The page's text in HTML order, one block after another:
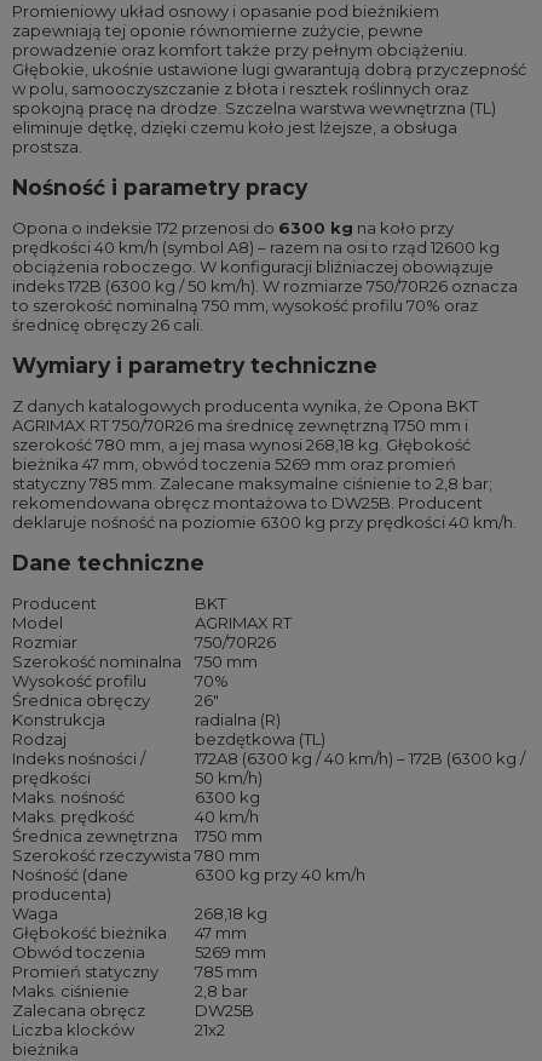
Promieniowy układ osnowy i opasanie pod bieżnikiem
zapewniają tej oponie równomierne zużycie, pewne
prowadzenie oraz komfort także przy pełnym obciążeniu.
Głębokie, ukośnie ustawione lugi gwarantują dobrą przyczepność
w polu, samooczyszczanie z błota i resztek roślinnych oraz
spokojną pracę na drodze. Szczelna warstwa wewnętrzna (TL)
eliminuje dętkę, dzięki czemu koło jest lżejsze, a obsługa
prostsza.
Nośność i parametry pracy
Opona o indeksie 172 przenosi do 6300 kg na koło przy
prędkości 40 km/h (symbol A8) – razem na osi to rząd 12600 kg
obciążenia roboczego. W konfiguracji bliźniaczej obowiązuje
indeks 172B (6300 kg / 50 km/h). W rozmiarze 750/70R26 oznacza
to szerokość nominalną 750 mm, wysokość profilu 70% oraz
średnicę obręczy 26 cali.
Wymiary i parametry techniczne
Z danych katalogowych producenta wynika, że Opona BKT
AGRIMAX RT 750/70R26 ma średnicę zewnętrzną 1750 mm i
szerokość 780 mm, a jej masa wynosi 268,18 kg. Głębokość
bieżnika 47 mm, obwód toczenia 5269 mm oraz promień
statyczny 785 mm. Zalecane maksymalne ciśnienie to 2,8 bar;
rekomendowana obręcz montażowa to DW25B. Producent
deklaruje nośność na poziomie 6300 kg przy prędkości 40 km/h.
Dane techniczne
Producent
BKT
Model
AGRIMAX RT
Rozmiar
750/70R26
Szerokość nominalna
750 mm
Wysokość profilu
70%
Średnica obręczy
26″
Konstrukcja
radialna (R)
Rodzaj
bezdętkowa (TL)
Indeks nośności /
prędkości
172A8 (6300 kg / 40 km/h) – 172B (6300 kg /
50 km/h)
Maks. nośność
6300 kg
Maks. prędkość
40 km/h
Średnica zewnętrzna
1750 mm
Szerokość rzeczywista 780 mm
Nośność (dane
producenta)
6300 kg przy 40 km/h
Waga
268,18 kg
Głębokość bieżnika
47 mm
Obwód toczenia
5269 mm
Promień statyczny
785 mm
Maks. ciśnienie
2,8 bar
Zalecana obręcz
DW25B
Liczba klocków
bieżnika
21x2